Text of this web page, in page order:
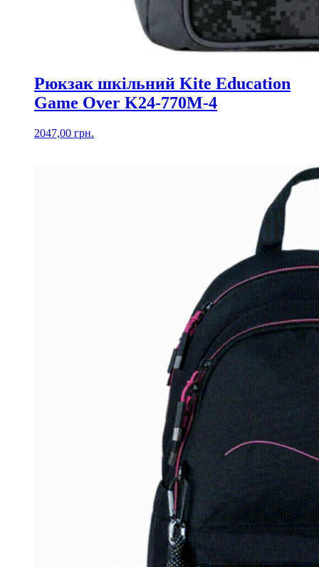
Рюкзак шкільний Kite Education
Game Over K24-770M-4
2047,00 грн.